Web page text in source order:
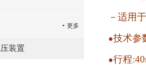
更多
装置
－适用
●技术参
●行程